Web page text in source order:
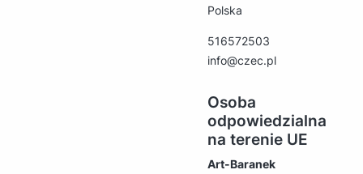
Polska
516572503
info@czec.pl
Osoba
odpowiedzialna
na terenie UE
Art-Baranek